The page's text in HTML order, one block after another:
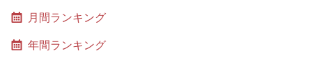
月間ランキング
年間ランキング